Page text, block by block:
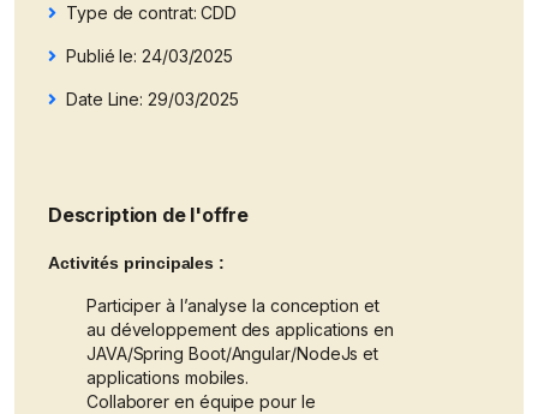
Type de contrat: CDD
Publié le: 24/03/2025
Date Line: 29/03/2025
Description de l'offre
Activités principales :
Participer à l’analyse la conception et
au développement des applications en
JAVA/Spring Boot/Angular/NodeJs et
applications mobiles.
Collaborer en équipe pour le